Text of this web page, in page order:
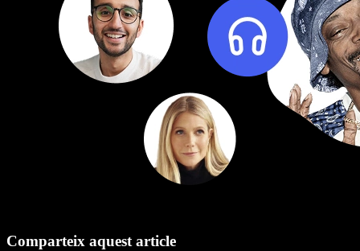
Comparteix aquest article